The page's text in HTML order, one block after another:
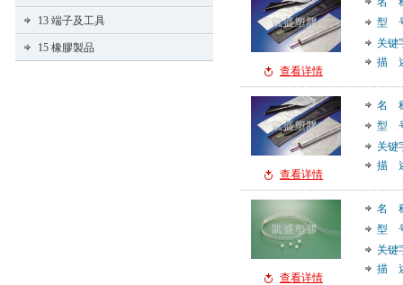
13 端子及工具
15 橡膠製品
查看详情
型
关键
描
查看详情
名
型
关键
描
查看详情
名
型
关键
描